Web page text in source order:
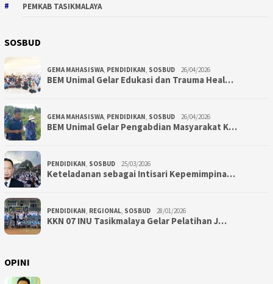
PEMKAB TASIKMALAYA
SOSBUD
GEMA MAHASISWA PENDIDIKAN SOSBUD 26/04/2026
BEM Unimal Gelar Edukasi dan Trauma Heal…
GEMA MAHASISWA PENDIDIKAN SOSBUD 26/04/2026
BEM Unimal Gelar Pengabdian Masyarakat K…
PENDIDIKAN SOSBUD 25/03/2026
Keteladanan sebagai Intisari Kepemimpina…
PENDIDIKAN REGIONAL SOSBUD 28/01/2026
KKN 07 INU Tasikmalaya Gelar Pelatihan J…
OPINI